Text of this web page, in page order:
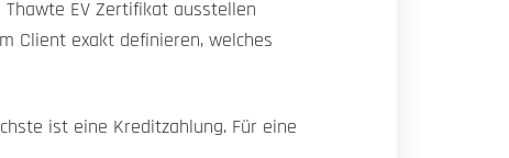
Thawte EV Zertifikat ausstellen
Client exakt definieren, welches
ist eine Kreditzahlung. Für eine